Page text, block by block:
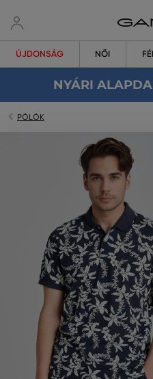
ÚJDONSÁG NŐI
NYÁRI
PÓLÓK